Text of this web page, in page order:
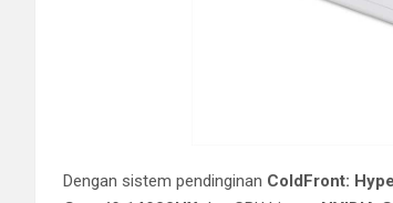
Dengan sistem pendinginan ColdFront: